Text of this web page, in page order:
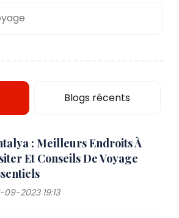
Blogs récents
: Meilleurs Endroits À
Et Conseils De Voyage
09-2023 19:13